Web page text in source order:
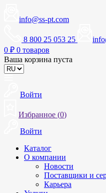
info@ss-pt.com
8 800 25 053 25
0 ₽ 0 товаров
Ваша корзина пуста
Войти
Избранное (0)
Войти
Каталог
О компании
Новости
Поставщики и
Карьера